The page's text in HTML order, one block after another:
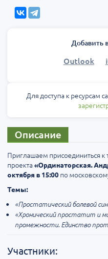
Добавить
Outlook
Для доступа к ресурсам
Описание
Приглашаем присоединиться к
проекта «Ординаторская.
октября в 15:00 по
Темы:
«Простатический болевой
«Хронический простатит и
промежности. Единство
Участники: